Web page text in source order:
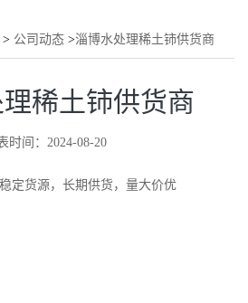
> 公司动态 >淄博水处理稀土铈供货商
稀土铈供货商
时间：2024-08-20
定货源，长期供货，量大价优